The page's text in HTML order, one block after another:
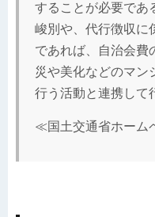
することが必要であ
峻別や、代行徴収に
であれば、自治会費
災や美化などのマン
行う活動と連携して
≪国土交通省ホーム